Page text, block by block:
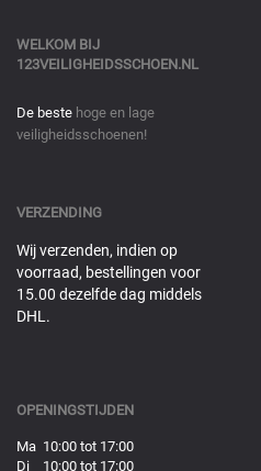
WELKOM BIJ
123VEILIGHEIDSSCHOEN.NL
De beste hoge en lage
veiligheidsschoenen!
VERZENDING
Wij verzenden, indien op
voorraad, bestellingen voor
15.00 dezelfde dag middels
DHL.
OPENINGSTIJDEN
Ma 10:00 tot 17:00
Di 10:00 tot 17:00